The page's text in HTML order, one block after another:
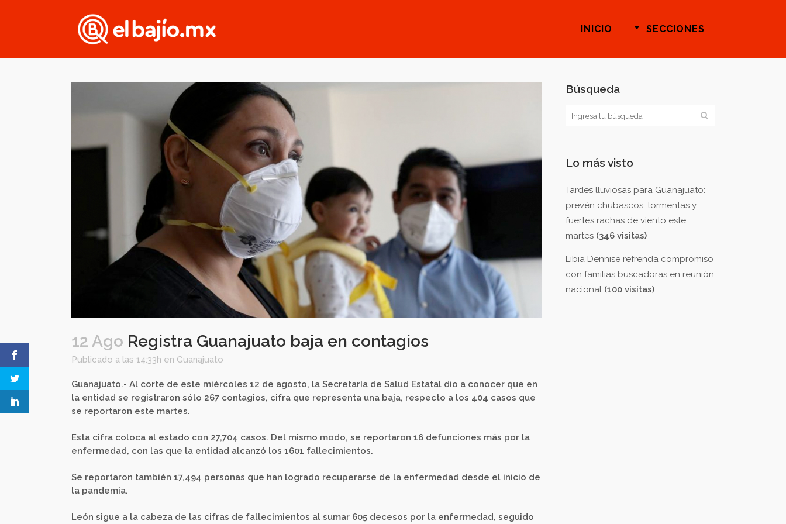
INICIO SECCIONES
12 Ago Registra Guanajuato baja en contagios
Publicado a las 14:33h en Guanajuato
Guanajuato.- Al corte de este miércoles 12 de agosto, la Secretaría de Salud Estatal dio a conocer que en
la entidad se registraron sólo 267 contagios, cifra que representa una baja, respecto a los 404 casos que
se reportaron este martes.
Esta cifra coloca al estado con 27,704 casos. Del mismo modo, se reportaron 16 defunciones más por la
enfermedad, con las que la entidad alcanzó los 1601 fallecimientos.
Se reportaron también 17,494 personas que han logrado recuperarse de la enfermedad desde el inicio de
la pandemia.
León sigue a la cabeza de las cifras de fallecimientos al sumar 605 decesos por la enfermedad, seguido
Búsqueda
Lo más visto
Tardes lluviosas para Guanajuato:
prevén chubascos, tormentas y
fuertes rachas de viento este
martes (346 visitas)
Libia Dennise refrenda compromiso
con familias buscadoras en reunión
nacional (100 visitas)